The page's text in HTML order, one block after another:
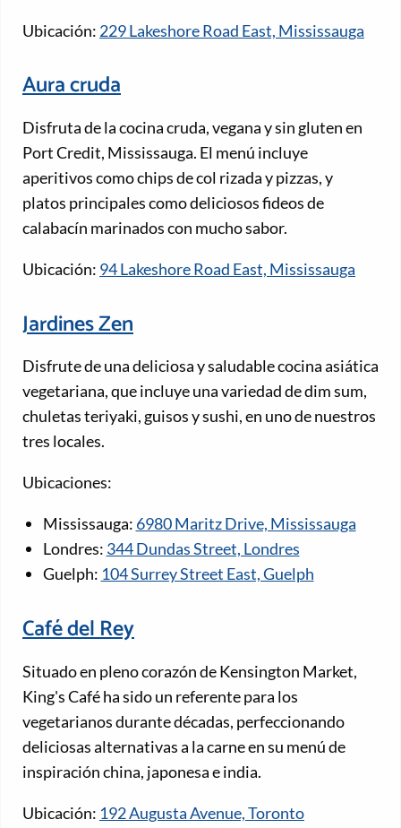
Ubicación: 229 Lakeshore Road East, Mississauga
Aura cruda
Disfruta de la cocina cruda, vegana y sin gluten en
Port Credit, Mississauga. El menú incluye
aperitivos como chips de col rizada y pizzas, y
platos principales como deliciosos fideos de
calabacín marinados con mucho sabor.
Ubicación: 94 Lakeshore Road East, Mississauga
Jardines Zen
Disfrute de una deliciosa y saludable cocina asiática
vegetariana, que incluye una variedad de dim sum,
chuletas teriyaki, guisos y sushi, en uno de nuestros
tres locales.
Ubicaciones:
Mississauga: 6980 Maritz Drive, Mississauga
Londres: 344 Dundas Street, Londres
Guelph: 104 Surrey Street East, Guelph
Café del Rey
Situado en pleno corazón de Kensington Market,
King's Café ha sido un referente para los
vegetarianos durante décadas, perfeccionando
deliciosas alternativas a la carne en su menú de
inspiración china, japonesa e india.
Ubicación: 192 Augusta Avenue, Toronto